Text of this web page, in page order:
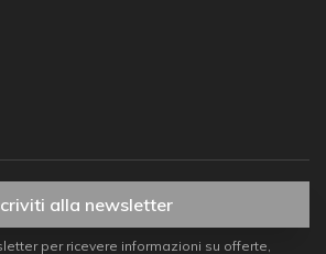
alla newsletter
per ricevere informazioni su offerte,